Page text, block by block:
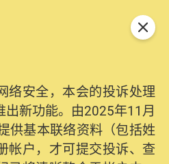
络安全，本会的投诉处理
出新功能。由2025年11月
供基本联络资料（包括姓
帐户，才可提交投诉、查
关闭